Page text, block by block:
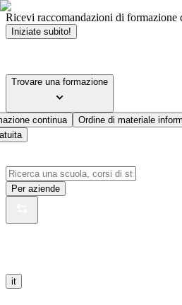
Ricevi raccomandazioni di formazione
Iniziate subito!
Trovare una formazione
continua
Ordine di materiale
Per aziende
it